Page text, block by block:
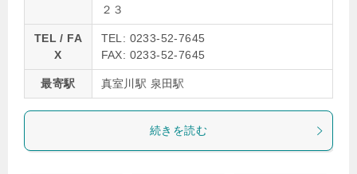
２３
TEL / FA
X
TEL: 0233-52-7645
FAX: 0233-52-7645
最寄駅 真室川駅 泉田駅
続きを読む